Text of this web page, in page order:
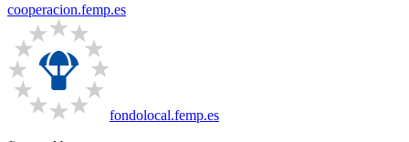
cooperacion.femp.es
fondolocal.femp.es